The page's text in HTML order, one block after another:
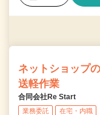
ネットショップ
送軽作業
合同会社Re Start
業務委託 在宅・内職